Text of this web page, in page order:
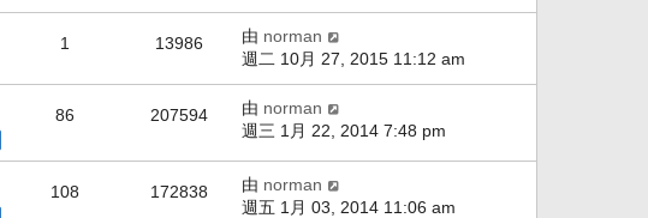
1 13986 由 norman
週二 10月 27, 2015 11:12 am
86 207594 由 norman
週三 1月 22, 2014 7:48 pm
108 172838 由 norman
週五 1月 03, 2014 11:06 am